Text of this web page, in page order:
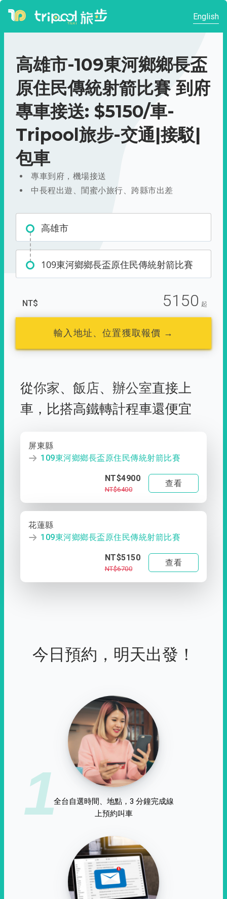
English
高雄市-109東河鄉鄉長盃
原住民傳統射箭比賽 到府
專車接送: $5150/車-
Tripool旅步-交通|接駁|
包車
專車到府，機場接送
中長程出遊、閨蜜小旅行、跨縣市出差
高雄市
109東河鄉鄉長盃原住民傳統射箭比賽
NT$ 5150 起
輸入地址、位置獲取報價 →
從你家、 飯店、 辦公室直接上
車， 比搭高鐵轉計程車還便宜
屏東縣
109東河鄉鄉長盃原住民傳統射箭比賽
NT$4900
NT$6400
查看
花蓮縣
109東河鄉鄉長盃原住民傳統射箭比賽
NT$5150
NT$6700
查看
今日預約，明天出發！
1全台自選時間、地點，3 分鐘完成線
上預約叫車